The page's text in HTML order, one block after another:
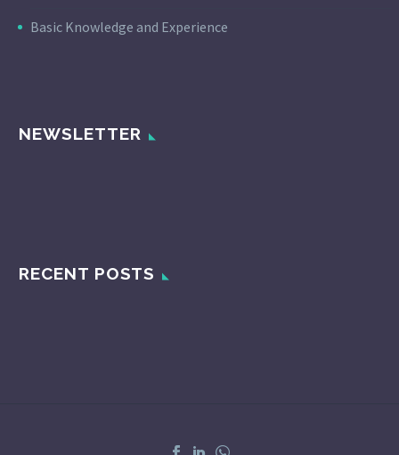
Basic Knowledge and Experience
NEWSLETTER
RECENT POSTS